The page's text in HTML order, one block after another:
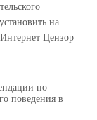
на
Цензор
по
поведения в